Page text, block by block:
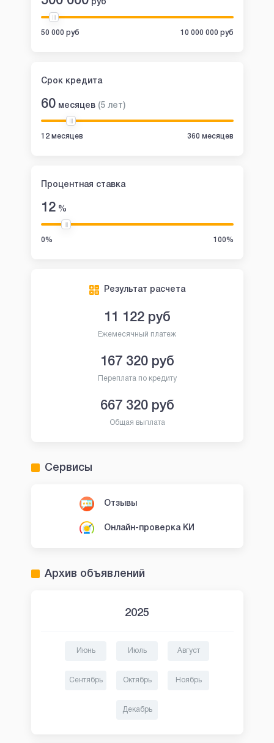
руб
50 000 руб 10 000 000 руб
Срок кредита
60 месяцев (5 лет)
12 месяцев 360 месяцев
Процентная ставка
12%
0% 100%
Результат расчета
11 122руб
Ежемесячный платеж
167 320руб
Переплата по кредиту
667 320руб
Общая выплата
Сервисы
Отзывы
Онлайн-проверка КИ
Архив объявлений
2025
Июнь Июль Август
Сентябрь Октябрь Ноябрь
Декабрь